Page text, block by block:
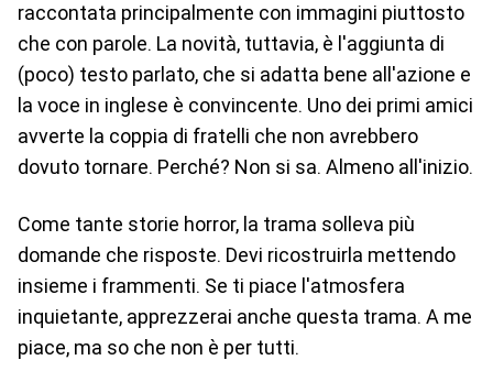
raccontata principalmente con immagini piuttosto
che con parole. La novità, tuttavia, è l'aggiunta di
(poco) testo parlato, che si adatta bene all'azione e
la voce in inglese è convincente. Uno dei primi amici
avverte la coppia di fratelli che non avrebbero
dovuto tornare. Perché? Non si sa. Almeno all'inizio.
Come tante storie horror, la trama solleva più
domande che risposte. Devi ricostruirla mettendo
insieme i frammenti. Se ti piace l'atmosfera
inquietante, apprezzerai anche questa trama. A me
piace, ma so che non è per tutti.